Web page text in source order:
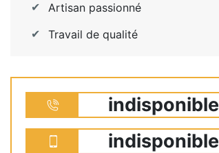
Artisan passionné
Travail de qualité
indisponible
indisponible